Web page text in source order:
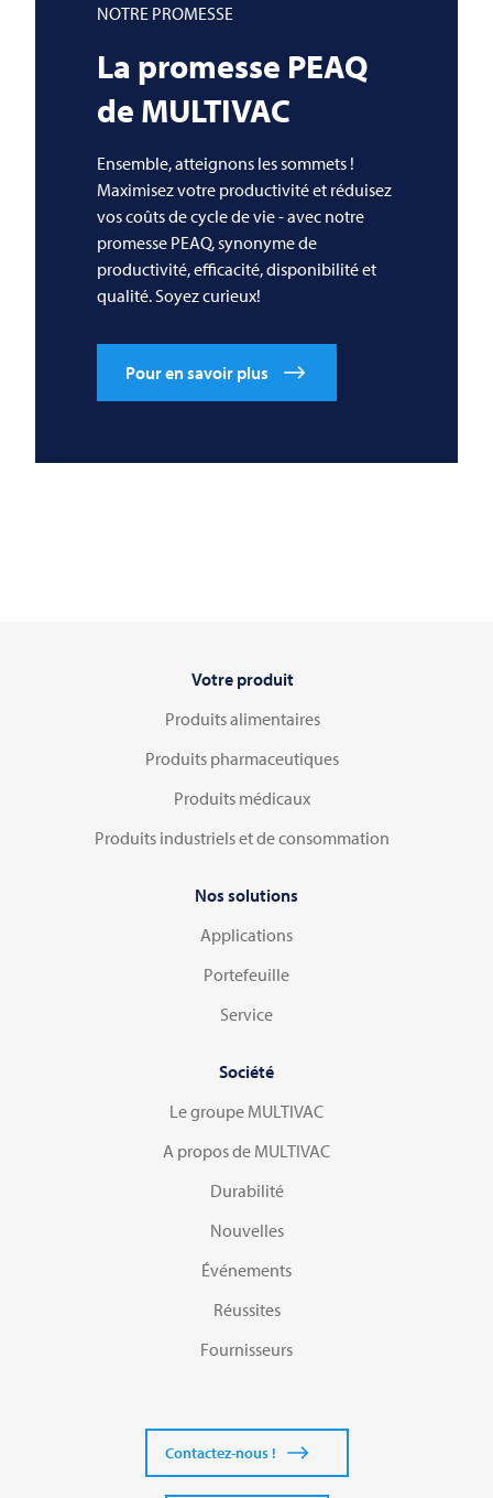
NOTRE PROMESSE
La promesse PEAQ
de MULTIVAC
Ensemble, atteignons les sommets !
Maximisez votre productivité et réduisez
vos coûts de cycle de vie - avec notre
promesse PEAQ, synonyme de
productivité, efficacité, disponibilité et
qualité. Soyez curieux!
Pour en savoir plus
Votre produit
Produits alimentaires
Produits pharmaceutiques
Produits médicaux
Produits industriels et de consommation
Nos solutions
Applications
Portefeuille
Service
Société
Le groupe MULTIVAC
A propos de MULTIVAC
Durabilité
Nouvelles
Événements
Réussites
Fournisseurs
Contactez-nous !